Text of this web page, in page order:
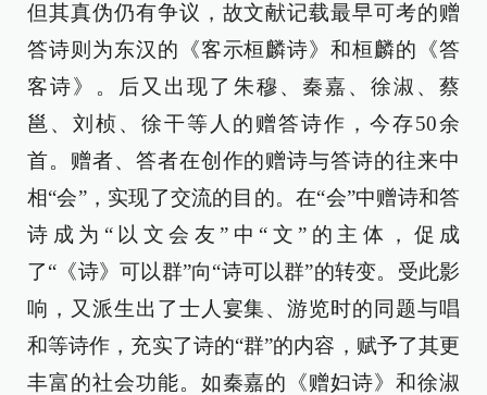
但其真伪仍有争议，故文献记载最早可考的赠
答诗则为东汉的《客示桓麟诗》和桓麟的《答
客诗》。后又出现了朱穆、秦嘉、徐淑、蔡
邕、刘桢、徐干等人的赠答诗作，今存50余
首。赠者、答者在创作的赠诗与答诗的往来中
相“会”，实现了交流的目的。在“会”中赠诗和答
诗成为“以文会友”中“文”的主体，促成
了“《诗》可以群”向“诗可以群”的转变。受此影
响，又派生出了士人宴集、游览时的同题与唱
和等诗作，充实了诗的“群”的内容，赋予了其更
丰富的社会功能。如秦嘉的《赠妇诗》和徐淑